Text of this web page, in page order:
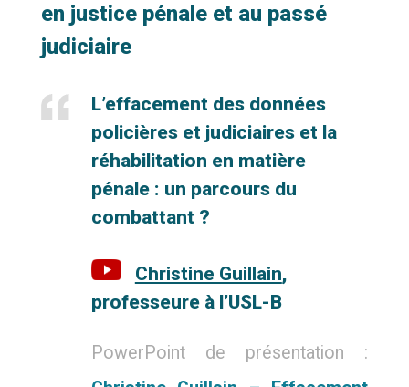
en justice pénale et au passé
judiciaire
L’effacement des données
policières et judiciaires et la
réhabilitation en matière
pénale : un parcours du
combattant ?
Christine Guillain,
professeure à l’USL-B
PowerPoint de présentation :